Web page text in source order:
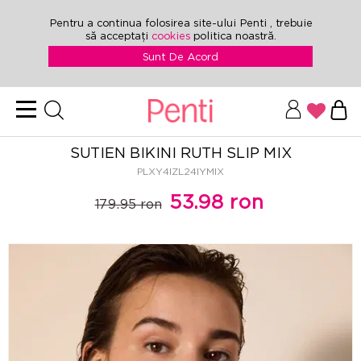
Pentru a continua folosirea site-ului Penti , trebuie
să acceptați cookies politica noastră.
Sunt De Acord
SUTIEN BIKINI RUTH SLIP MIX
PLXY4IZL24IYMIX
179.95 ron 53.98 ron